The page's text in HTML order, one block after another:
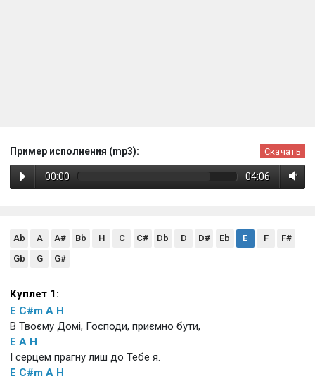
Пример исполнения (mp3): Скачать
00:00 04:06
Ab A A# Bb H C C# Db D D# Eb E F
F#
Gb
G G#
Куплет 1:
E C#m A H
В Твоєму Домі, Господи, приємно бути,
E A H
І серцем прагну лиш до Тебе я.
E C#m A H